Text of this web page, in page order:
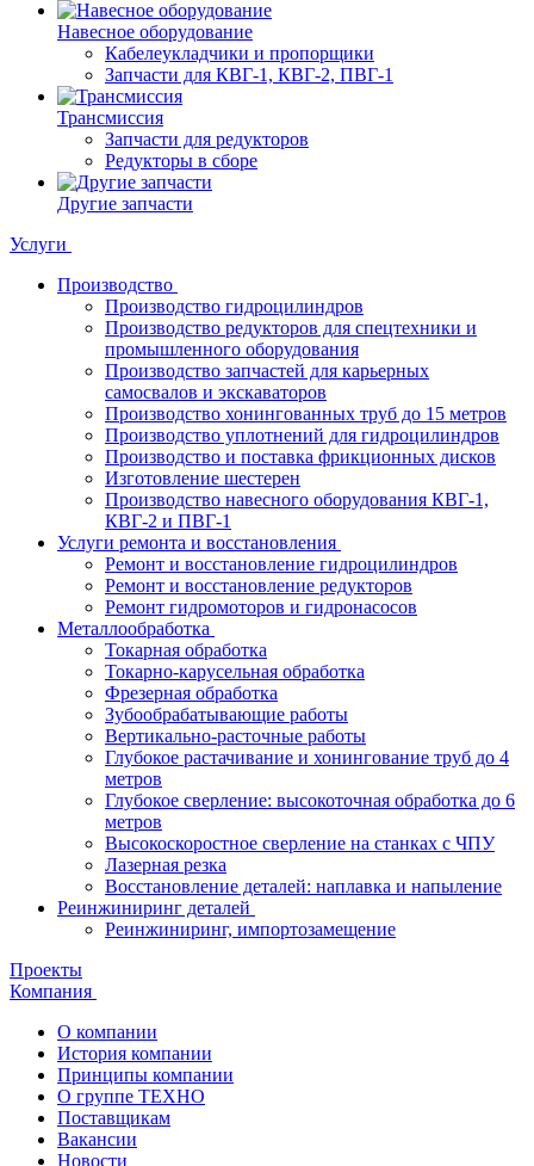
Навесное оборудование
Кабелеукладчики и пропорщики
Запчасти для КВГ-1, КВГ-2, ПВГ-1
Трансмиссия
Запчасти для редукторов
Редукторы в сборе
Другие запчасти
Услуги
Производство
Производство гидроцилиндров
Производство редукторов для спецтехники и
промышленного оборудования
Производство запчастей для карьерных
самосвалов и экскаваторов
Производство хонингованных труб до 15 метров
Производство уплотнений для гидроцилиндров
Производство и поставка фрикционных дисков
Изготовление шестерен
Производство навесного оборудования КВГ-1,
КВГ-2 и ПВГ-1
Услуги ремонта и восстановления
Ремонт и восстановление гидроцилиндров
Ремонт и восстановление редукторов
Ремонт гидромоторов и гидронасосов
Металлообработка
Токарная обработка
Токарно-карусельная обработка
Фрезерная обработка
Зубообрабатывающие работы
Вертикально-расточные работы
Глубокое растачивание и хонингование труб до 4
метров
Глубокое сверление: высокоточная обработка до 6
метров
Высокоскоростное сверление на станках с ЧПУ
Лазерная резка
Восстановление деталей: наплавка и напыление
Реинжиниринг деталей
Реинжиниринг, импортозамещение
Проекты
Компания
О компании
История компании
Принципы компании
О группе ТЕХНО
Поставщикам
Вакансии
Новости